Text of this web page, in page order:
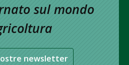
sul mondo
newsletter